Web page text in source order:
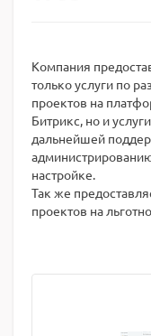
Компания
только услуги по
проектов на
Битрикс, но и
дальнейшей
настройке.
Так же
проектов на